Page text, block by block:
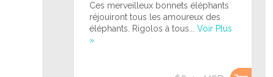
Ces merveilleux bonnets éléphants
réjouiront tous les amoureux des
éléphants. Rigolos à tous... Voir Plus
»